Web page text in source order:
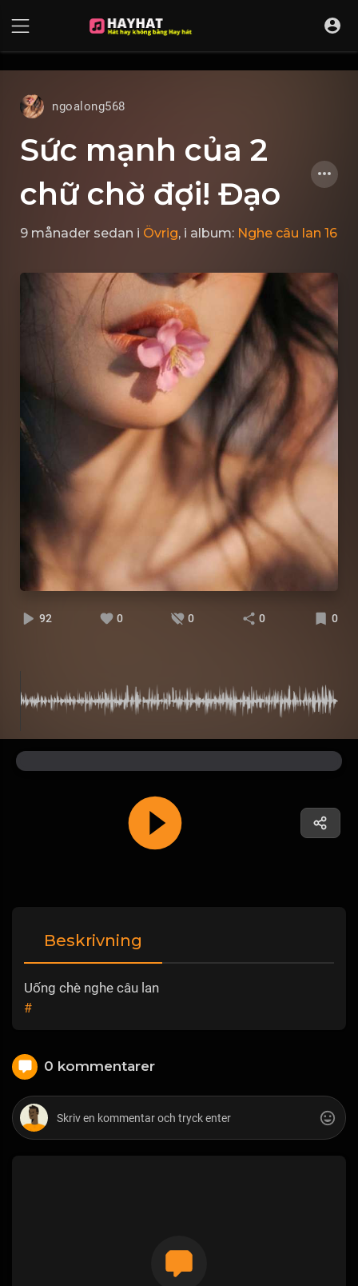
ngoalong568
Sức mạnh của 2
chữ chờ đợi! Đạo
9 månader sedan i Övrig, i album: Nghe câu lan 16
92 0 0 0 0
Beskrivning
Uống chè nghe câu lan
#
0 kommentarer